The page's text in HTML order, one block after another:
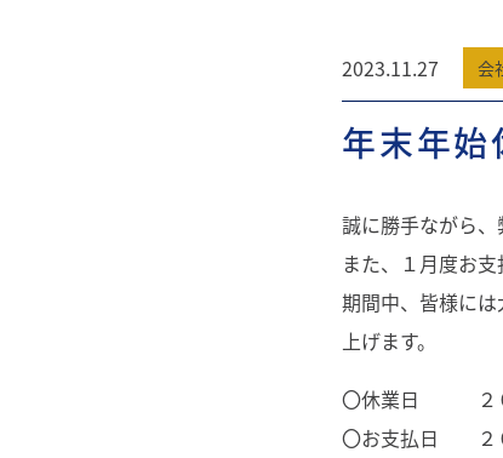
2023.11.27 会
年末年始
誠に勝手ながら、
また、１月度お
期間中、皆様に
上げます。
〇休業日 ２０２
〇お支払日 ２０